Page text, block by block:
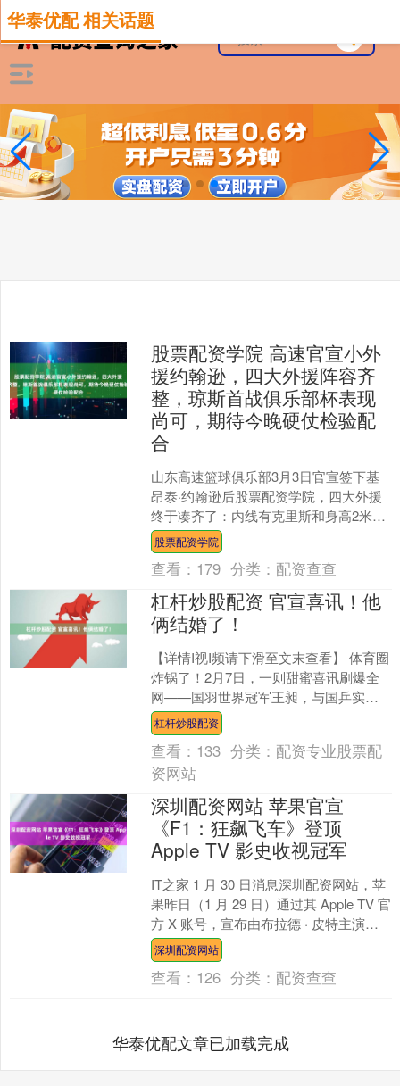
华泰优配 相关话题
股票配资学院 高速官宣小外
援约翰逊，四大外援阵容齐
整，琼斯首战俱乐部杯表现
尚可，期待今晚硬仗检验配
合
山东高速篮球俱乐部3月3日官宣签下基
昂泰·约翰逊后股票配资学院，四大外援
终于凑齐了：内线有克里斯和身高2米12
的琼斯，外线珀塞尔坐镇，再加上这个1
米95臂展2米....
股票配资学院
查看： 179 分类： 配资查查
杠杆炒股配资 官宣喜讯！他
俩结婚了！
【详情I视I频请下滑至文末查看】 体育圈
炸锅了！2月7日，一则甜蜜喜讯刷爆全
网——国羽世界冠军王昶，与国乒实力
派名将钱天一，卡点13:14同步官宣领
证，没有铺张....
杠杆炒股配资
查看： 133 分类： 配资专业股票配
资网站
深圳配资网站 苹果官宣
《F1：狂飙飞车》登顶
Apple TV 影史收视冠军
IT之家 1 月 30 日消息深圳配资网站，苹
果昨日（1 月 29 日）通过其 Apple TV 官
方 X 账号，宣布由布拉德 · 皮特主演的
电影《F1：狂飙飞....
深圳配资网站
查看： 126 分类： 配资查查
华泰优配文章已加载完成